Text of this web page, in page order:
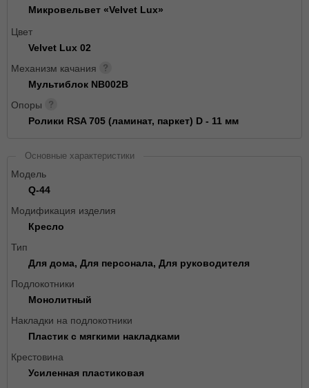
Микровельвет «Velvet Lux»
Цвет
Velvet Lux 02
Механизм качания
Мультиблок NB002B
Опоры
Ролики RSA 705 (ламинат, паркет) D - 11 мм
Основные характеристики
Модель
Q-44
Модификация изделия
Кресло
Тип
Для дома, Для персонала, Для руководителя
Подлокотники
Монолитный
Накладки на подлокотники
Пластик с мягкими накладками
Крестовина
Усиленная пластиковая